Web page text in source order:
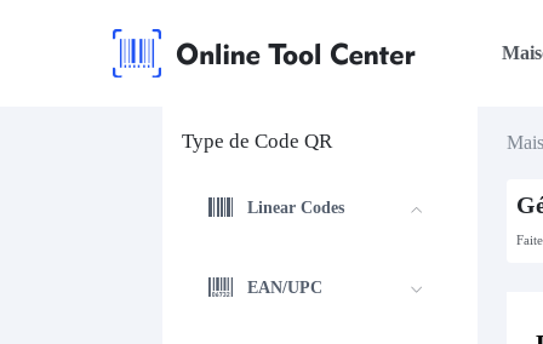
Type de Code QR
Linear Codes
EAN/UPC